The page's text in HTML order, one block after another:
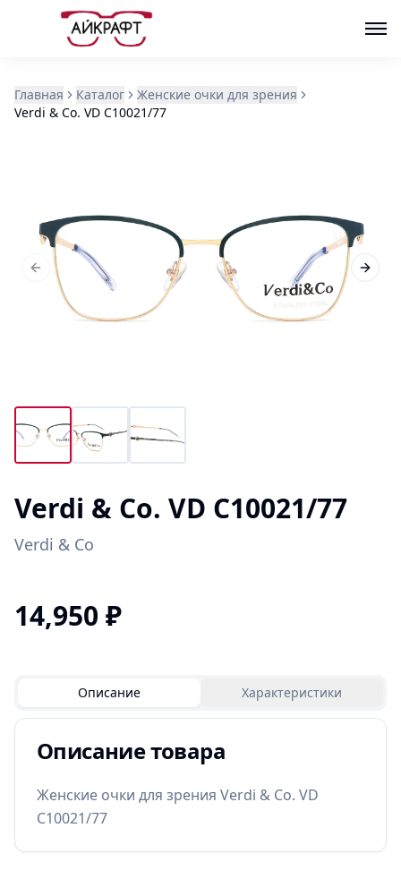
Главная Каталог
Женские очки для зрения
Verdi & Co. VD C10021/77
Previous slide Next
Verdi & Co. VD C10021/77
Verdi & Co
14,950 ₽
Описание Характеристики
Описание товара
Женские очки для зрения Verdi & Co. VD
C10021/77